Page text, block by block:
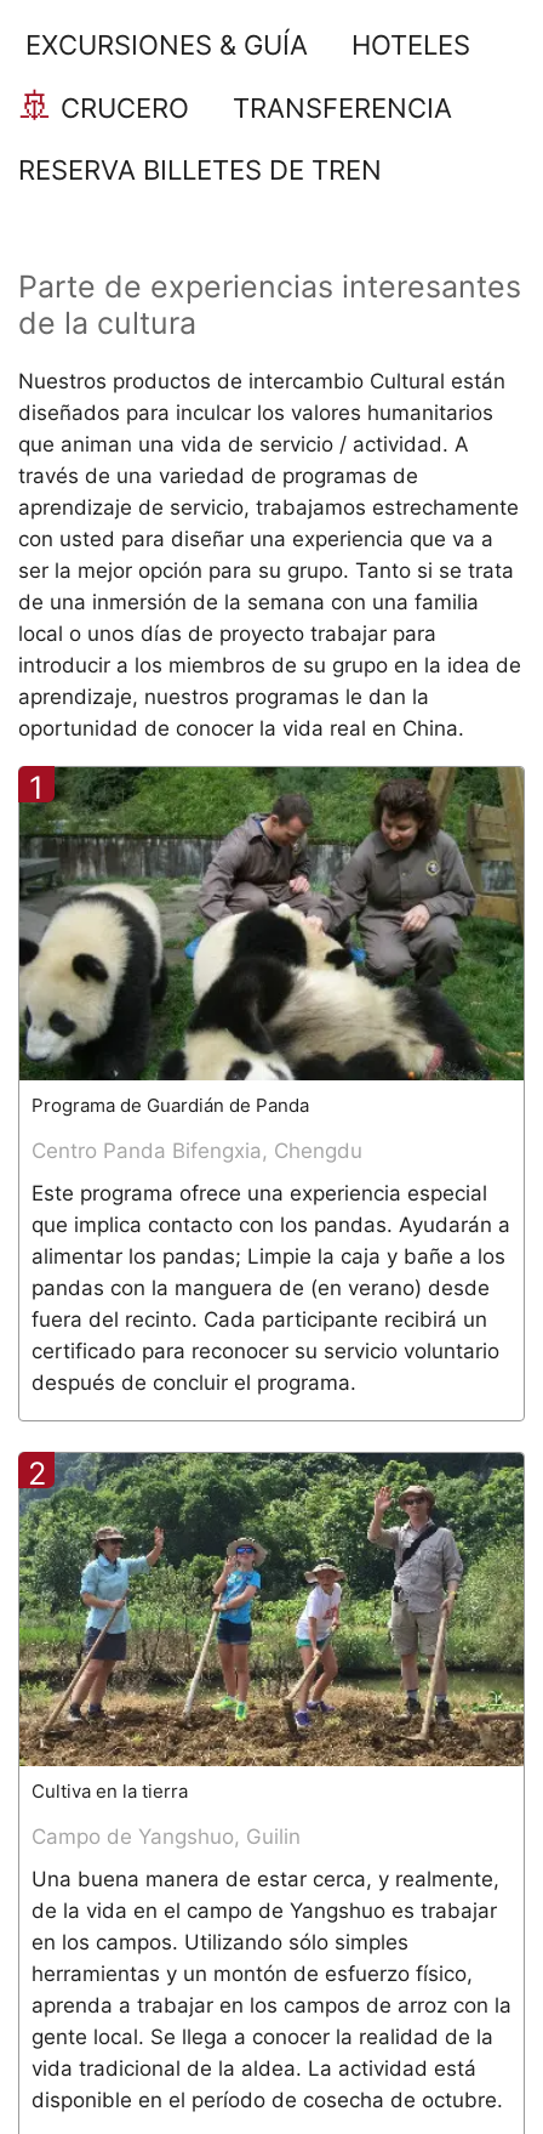
EXCURSIONES & GUÍA
HOTELES
CRUCERO
TRANSFERENCIA
RESERVA BILLETES DE TREN
Parte de experiencias interesantes
de la cultura
Nuestros productos de intercambio Cultural están
diseñados para inculcar los valores humanitarios
que animan una vida de servicio / actividad. A
través de una variedad de programas de
aprendizaje de servicio, trabajamos estrechamente
con usted para diseñar una experiencia que va a
ser la mejor opción para su grupo. Tanto si se trata
de una inmersión de la semana con una familia
local o unos días de proyecto trabajar para
introducir a los miembros de su grupo en la idea de
aprendizaje, nuestros programas le dan la
oportunidad de conocer la vida real en China.
1
Programa de Guardián de Panda
Centro Panda Bifengxia, Chengdu
Este programa ofrece una experiencia especial
que implica contacto con los pandas. Ayudarán a
alimentar los pandas; Limpie la caja y bañe a los
pandas con la manguera de (en verano) desde
fuera del recinto. Cada participante recibirá un
certificado para reconocer su servicio voluntario
después de concluir el programa.
2
Cultiva en la tierra
Campo de Yangshuo, Guilin
Una buena manera de estar cerca, y realmente,
de la vida en el campo de Yangshuo es trabajar
en los campos. Utilizando sólo simples
herramientas y un montón de esfuerzo físico,
aprenda a trabajar en los campos de arroz con la
gente local. Se llega a conocer la realidad de la
vida tradicional de la aldea. La actividad está
disponible en el período de cosecha de octubre.